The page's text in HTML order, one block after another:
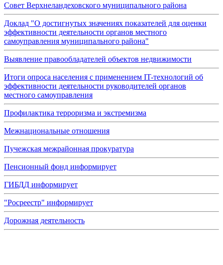
Совет Верхнеландеховского муниципального района
Доклад "О достигнутых значениях показателей для оценки
эффективности деятельности органов местного
самоуправления муниципального района"
Выявление правообладателей объектов недвижимости
Итоги опроса населения с применением IT-технологий об
эффективности деятельности руководителей органов
местного самоуправления
Профилактика терроризма и экстремизма
Межнациональные отношения
Пучежская межрайонная прокуратура
Пенсионный фонд информирует
ГИБДД информирует
"Росреестр" информирует
Дорожная деятельность